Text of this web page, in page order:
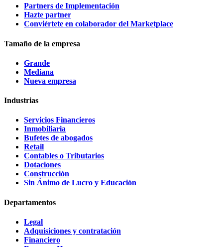
Partners de Implementación
Hazte partner
Conviértete en colaborador del Marketplace
Tamaño de la empresa
Grande
Mediana
Nueva empresa
Industrias
Servicios Financieros
Inmobiliaria
Bufetes de abogados
Retail
Contables o Tributarios
Dotaciones
Construcción
Sin Ánimo de Lucro y Educación
Departamentos
Legal
Adquisiciones y contratación
Financiero